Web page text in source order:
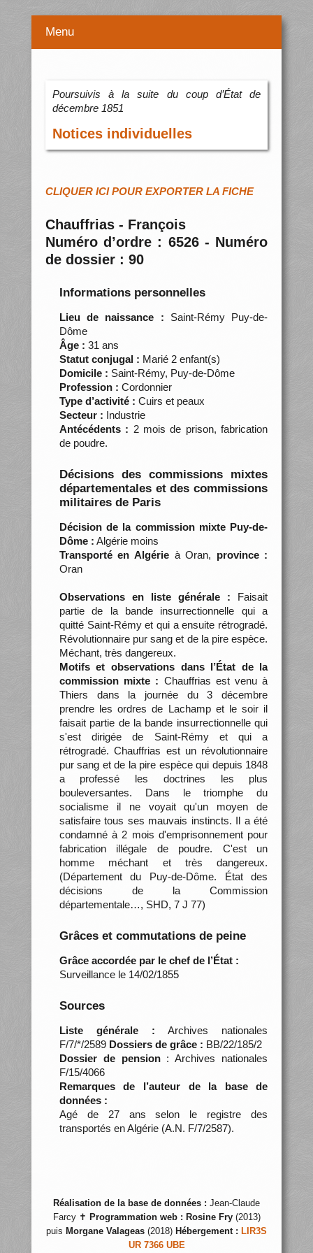
Menu
Poursuivis à la suite du coup d’État de
décembre 1851
Notices individuelles
CLIQUER ICI POUR EXPORTER LA FICHE
Chauffrias - François
Numéro d’ordre : 6526 - Numéro
de dossier : 90
Informations personnelles
Lieu de naissance : Saint-Rémy Puy-de-
Dôme
Âge : 31 ans
Statut conjugal : Marié 2 enfant(s)
Domicile : Saint-Rémy, Puy-de-Dôme
Profession : Cordonnier
Type d’activité : Cuirs et peaux
Secteur : Industrie
Antécédents : 2 mois de prison, fabrication
de poudre.
Décisions des commissions mixtes
départementales et des commissions
militaires de Paris
Décision de la commission mixte Puy-de-
Dôme : Algérie moins
Transporté en Algérieà Oran, province :
Oran
Observations en liste générale : Faisait
partie de la bande insurrectionnelle qui a
quitté Saint-Rémy et qui a ensuite rétrogradé.
Révolutionnaire pur sang et de la pire espèce.
Méchant, très dangereux.
Motifs et observations dans l’État de la
commission mixte : Chauffrias est venu à
Thiers dans la journée du 3 décembre
prendre les ordres de Lachamp et le soir il
faisait partie de la bande insurrectionnelle qui
s'est dirigée de Saint-Rémy et qui a
rétrogradé. Chauffrias est un révolutionnaire
pur sang et de la pire espèce qui depuis 1848
a professé les doctrines les plus
bouleversantes. Dans le triomphe du
socialisme il ne voyait qu'un moyen de
satisfaire tous ses mauvais instincts. Il a été
condamné à 2 mois d'emprisonnement pour
fabrication illégale de poudre. C'est un
homme méchant et très dangereux.
(Département du Puy-de-Dôme. État des
décisions de la Commission
départementale…, SHD, 7 J 77)
Grâces et commutations de peine
Grâce accordée par le chef de l’État :
Surveillance le 14/02/1855
Sources
Liste générale : Archives nationales
F/7/*/2589 Dossiers de grâce : BB/22/185/2
Dossier de pension: Archives nationales
F/15/4066
Remarques de l’auteur de la base de
données :
Agé de 27 ans selon le registre des
transportés en Algérie (A.N. F/7/2587).
Réalisation de la base de données : Jean-Claude
Farcy ✝ Programmation web : Rosine Fry(2013)
puis Morgane Valageas (2018) Hébergement : LIR3S
UR 7366 UBE